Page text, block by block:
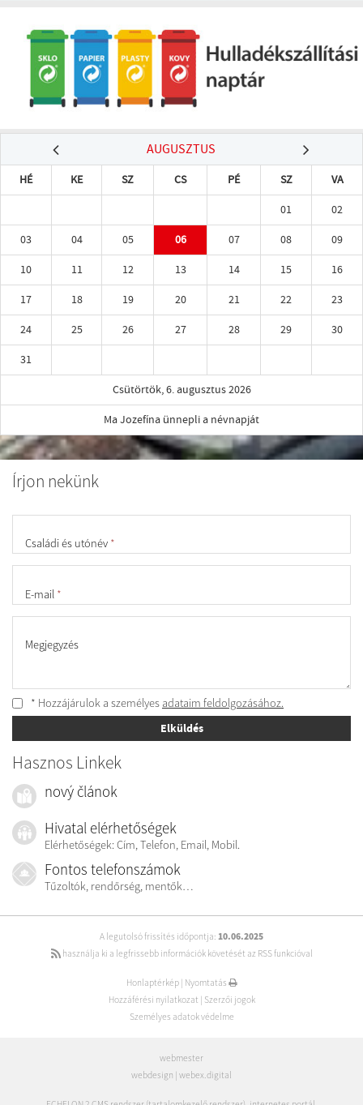
AUGUSZTUS
HÉ KE SZ CS PÉ SZ
VA
01
02
03
04 05 06 07 08
09
10
11 12 13 14 15
16
17
18 19 20 21 22
23
24
25 26 27 28 29
30
31
Csütörtök, 6. augusztus 2026
Ma Jozefína ünnepli a névnapját
Írjon nekünk
Családi és utónév *
E-mail *
Megjegyzés
* Hozzájárulok a személyes adataim feldolgozásához.
Elküldés
Hasznos Linkek
nový článok
Hivatal elérhetőségek
Elérhetőségek: Cím, Telefon, Email, Mobil.
Fontos telefonszámok
Tűzoltók, rendőrség, mentők…
A legutolsó frissítés időpontja: 10.06.2025
használja ki a legfrissebb információk követését az RSS funkcióval
Honlaptérkép| Nyomtatás
Hozzáférési nyilatkozat
Szerzői jogok
Személyes adatok védelme
webmester
webdesign webex.digital